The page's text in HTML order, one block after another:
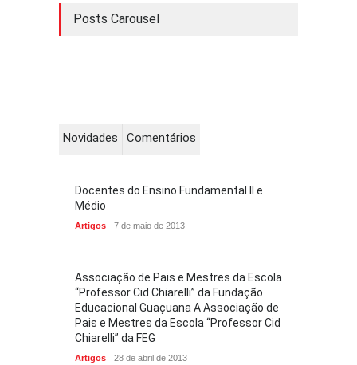
Posts Carousel
Novidades Comentários
Docentes do Ensino Fundamental II e
Médio
Artigos 7 de maio de 2013
Associação de Pais e Mestres da Escola
“Professor Cid Chiarelli” da Fundação
Educacional Guaçuana A Associação de
Pais e Mestres da Escola “Professor Cid
Chiarelli” da FEG
Artigos 28 de abril de 2013